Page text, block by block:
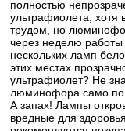
полностью
ультрафиолета, хотя
трудом, но
через неделю работы
нескольких ламп
этих местах
ультрафиолет? Не
люминофора само по
А запах! Лампы
вредные для